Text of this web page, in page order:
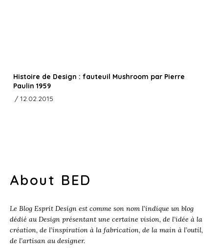
Histoire de Design : fauteuil Mushroom par Pierre
Paulin 1959
/ 12.02.2015
About BED
Le Blog Esprit Design est comme son nom l’indique un blog
dédié au Design présentant une certaine vision, de l’idée à la
création, de l’inspiration à la fabrication, de la main à l’outil,
de l’artisan au designer.